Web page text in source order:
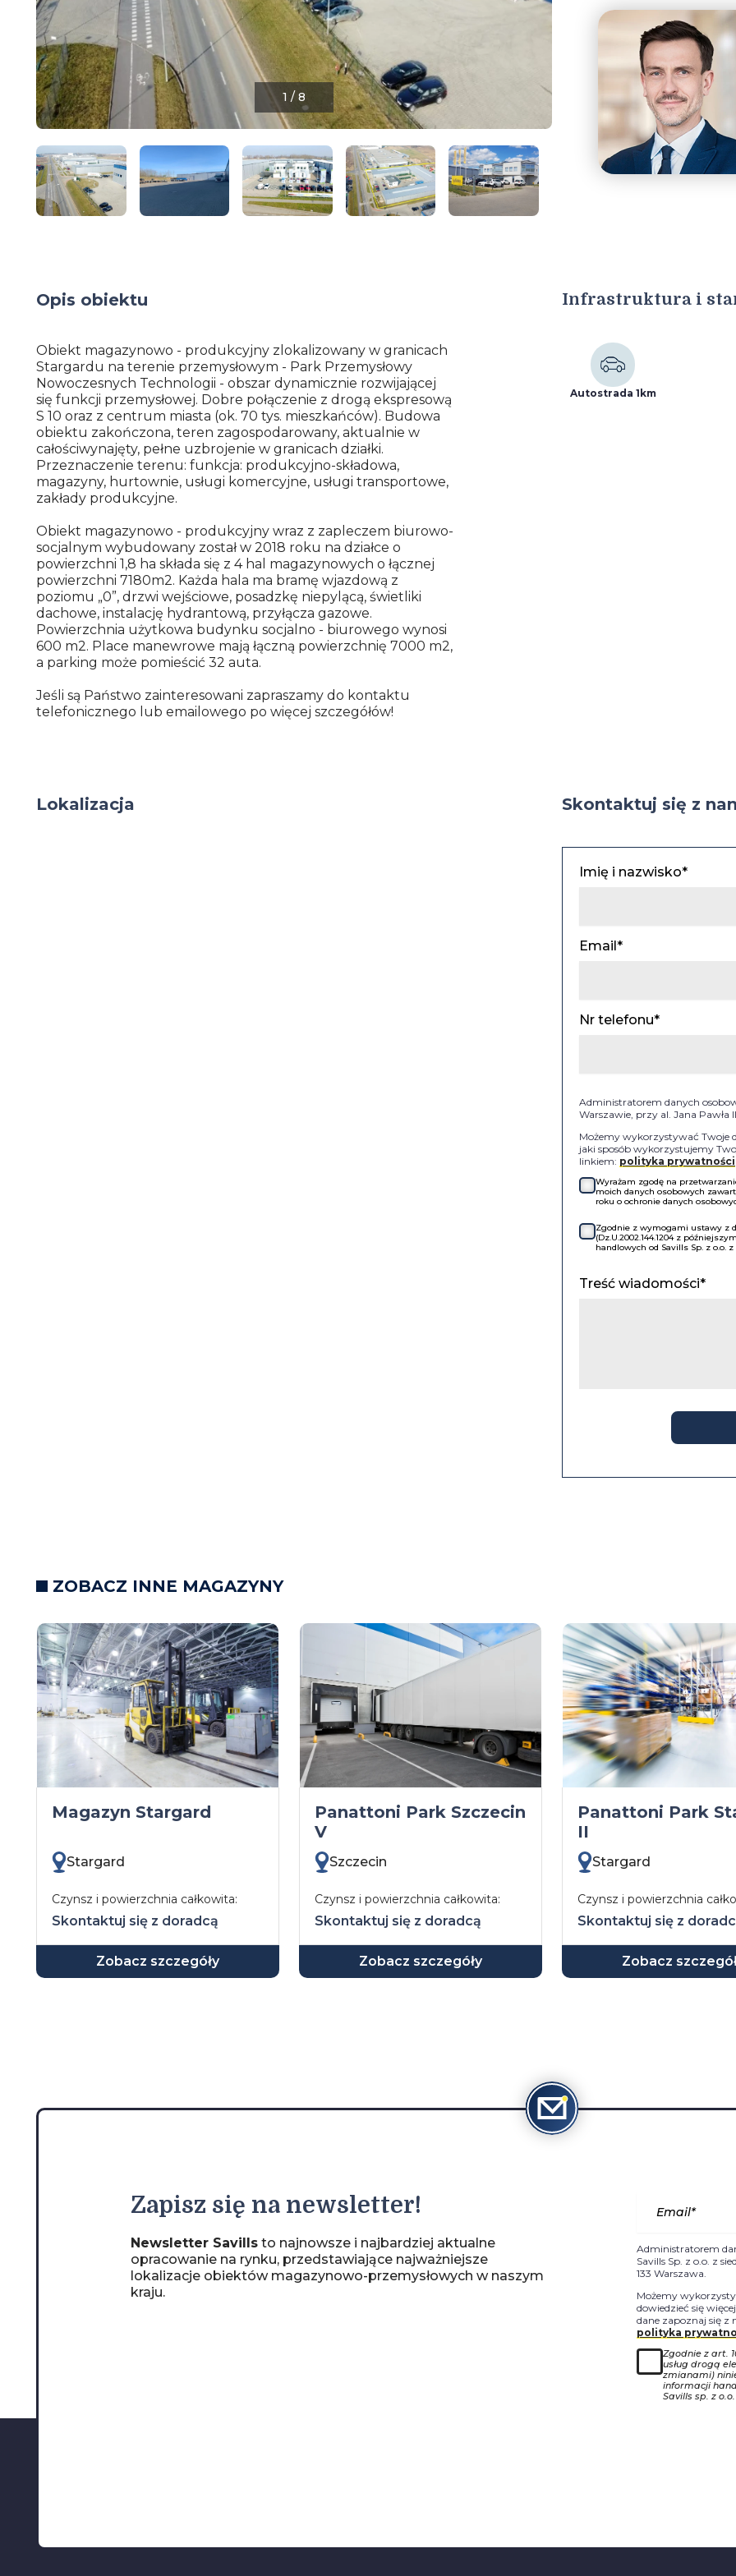
1 / 8
Opis obiektu
Obiekt magazynowo - produkcyjny zlokalizowany w granicach
Stargardu na terenie przemysłowym - Park Przemysłowy
Nowoczesnych Technologii - obszar dynamicznie rozwijającej
się funkcji przemysłowej. Dobre połączenie z drogą ekspresową
S 10 oraz z centrum miasta (ok. 70 tys. mieszkańców). Budowa
obiektu zakończona, teren zagospodarowany, aktualnie w
całościwynajęty, pełne uzbrojenie w granicach działki.
Przeznaczenie terenu: funkcja: produkcyjno-składowa,
magazyny, hurtownie, usługi komercyjne, usługi transportowe,
zakłady produkcyjne.
Obiekt magazynowo - produkcyjny wraz z zapleczem biurowo-
socjalnym wybudowany został w 2018 roku na działce o
powierzchni 1,8 ha składa się z 4 hal magazynowych o łącznej
powierzchni 7180m2. Każda hala ma bramę wjazdową z
poziomu „0”, drzwi wejściowe, posadzkę niepylącą, świetliki
dachowe, instalację hydrantową, przyłącza gazowe.
Powierzchnia użytkowa budynku socjalno - biurowego wynosi
600 m2. Place manewrowe mają łączną powierzchnię 7000 m2,
a parking może pomieścić 32 auta.
Jeśli są Państwo zainteresowani zapraszamy do kontaktu
telefonicznego lub emailowego po więcej szczegółów!
Infrastruktura i
Autostrada 1km
Lokalizacja Skontaktuj się z
Imię i nazwisko*
Email*
Nr telefonu*
Administratorem danych
Warszawie, przy al. Jana Pawła
Możemy wykorzystywać Twoje
jaki sposób wykorzystujemy
linkiem: polityka prywatności
Wyrażam zgodę na
moich danych osobowych
roku o ochronie danych
Zgodnie z wymogami ustawy z
(Dz.U.2002.144.1204 z
handlowych od Savills Sp. z o.o.
Treść wiadomości*
ZOBACZ INNE MAGAZYNY
Magazyn Stargard
Stargard
Czynsz i powierzchnia całkowita:
Skontaktuj się z doradcą
Zobacz szczegóły
Panattoni Park Szczecin
V
Szczecin
Czynsz i powierzchnia całkowita:
Skontaktuj się z doradcą
Zobacz szczegóły
Panattoni Park
II
Stargard
Czynsz i powierzchnia
Skontaktuj się z
Zobacz
Zapisz się na newsletter!
Newsletter Savills to najnowsze i najbardziej aktualne
opracowanie na rynku, przedstawiające najważniejsze
lokalizacje obiektów magazynowo-przemysłowych w naszym
kraju.
Administratorem
Savills Sp. z o.o. z
133 Warszawa.
Możemy
dowiedzieć się
dane zapoznaj się z
polityka
Zgodnie z art.
usług drogą
zmianami)
informacji
Savills sp. z o.o.